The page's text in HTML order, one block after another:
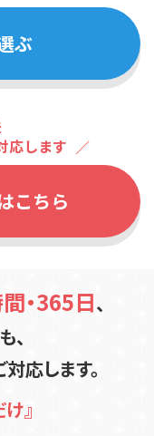
ぶ
応します
こちら
・365日、
、
応します。
』
、
応します。
電話ください
842
せる